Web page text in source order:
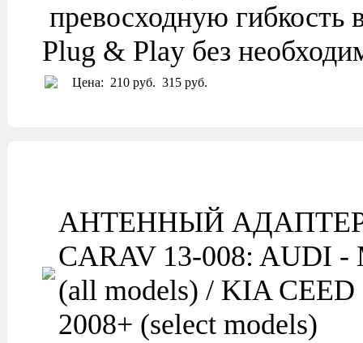
превосходную гибкость
Plug & Play без
Цена: 210 руб. 315 руб.
АНТЕННЫЙ
CARAV 13-008: AUDI -
(all models) / KIA
2008+ (select models)